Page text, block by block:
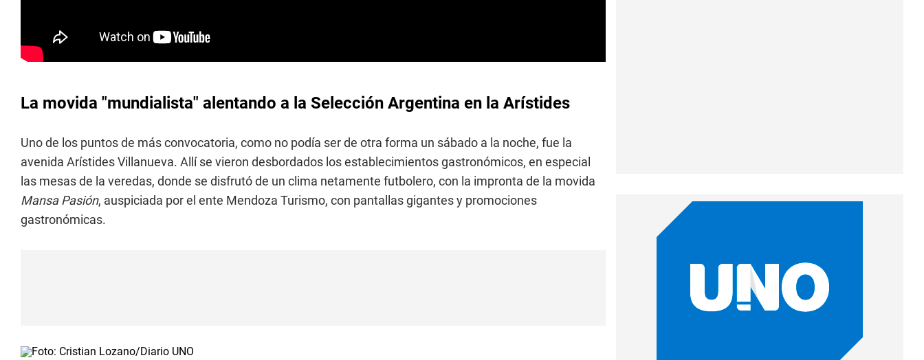
La movida "mundialista" alentando a la Selección Argentina en la Arístides
Uno de los puntos de más convocatoria, como no podía ser de otra forma un sábado a la noche, fue la
avenida Arístides Villanueva. Allí se vieron desbordados los establecimientos gastronómicos, en especial
las mesas de la veredas, donde se disfrutó de un clima netamente futbolero, con la impronta de la movida
Mansa Pasión, auspiciada por el ente Mendoza Turismo, con pantallas gigantes y promociones
gastronómicas.